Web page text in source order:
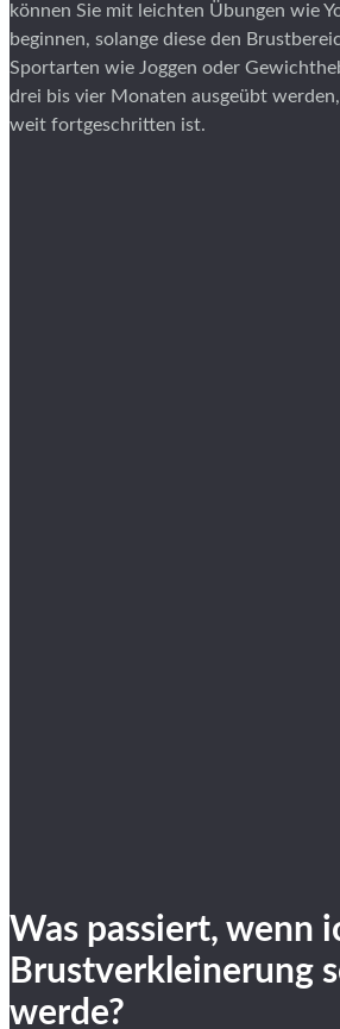
können Sie mit leichten Übungen wie
beginnen, solange diese den
Sportarten wie Joggen oder
drei bis vier Monaten ausgeübt
weit fortgeschritten ist.
Was passiert, wenn
Brustverkleinerung
werde?